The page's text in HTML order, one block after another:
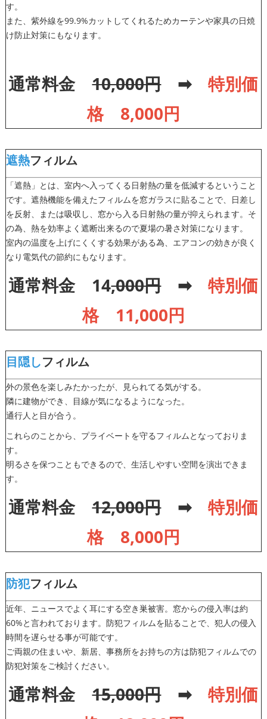
す。
また、紫外線を99.9%カットしてくれるためカーテンや家具の日焼
け防止対策にもなります。
通常料金10,000円➡特別価
格 8,000円
遮熱フィルム
「遮熱」とは、室内へ入ってくる日射熱の量を低減するということ
です。遮熱機能を備えたフィルムを窓ガラスに貼ることで、日差し
を反射、または吸収し、窓から入る日射熱の量が抑えられます。そ
の為、熱を効率よく遮断出来るので夏場の暑さ対策になります。
室内の温度を上げにくくする効果がある為、エアコンの効きが良く
なり電気代の節約にもなります。
通常料金 14,000円➡
特別価
格 11,000円
目隠しフィルム
外の景色を楽しみたかったが、見られてる気がする。
隣に建物ができ、目線が気になるようになった。
通行人と目が合う。
これらのことから、プライベートを守るフィルムとなっておりま
す。
明るさを保つこともできるので、生活しやすい空間を演出できま
す。
通常料金12,000円➡
特別価
格 8,000円
防犯フィルム
近年、ニュースでよく耳にする空き巣被害。窓からの侵入率は約
60%と言われております。防犯フィルムを貼ることで、犯人の侵入
時間を遅らせる事が可能です。
ご両親の住まいや、新居、事務所をお持ちの方は防犯フィルムでの
防犯対策をご検討ください。
通常料金15,000円➡
特別価